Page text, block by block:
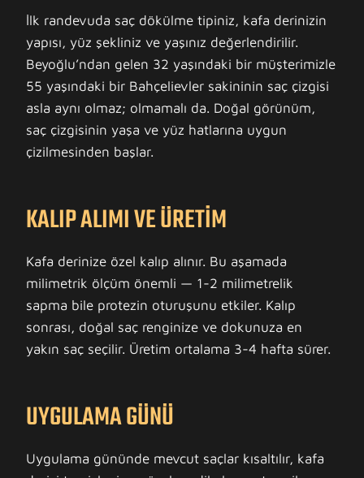
İlk randevuda saç dökülme tipiniz, kafa derinizin
yapısı, yüz şekliniz ve yaşınız değerlendirilir.
Beyoğlu’ndan gelen 32 yaşındaki bir müşterimizle
55 yaşındaki bir Bahçelievler sakininin saç çizgisi
asla aynı olmaz; olmamalı da. Doğal görünüm,
saç çizgisinin yaşa ve yüz hatlarına uygun
çizilmesinden başlar.
KALIP ALIMI VE ÜRETIM
Kafa derinize özel kalıp alınır. Bu aşamada
milimetrik ölçüm önemli — 1-2 milimetrelik
sapma bile protezin oturuşunu etkiler. Kalıp
sonrası, doğal saç renginize ve dokunuza en
yakın saç seçilir. Üretim ortalama 3-4 hafta sürer.
UYGULAMA GÜNÜ
Uygulama gününde mevcut saçlar kısaltılır, kafa